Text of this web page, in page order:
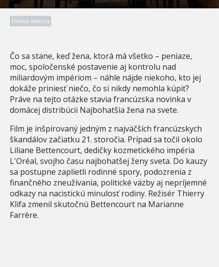
Filmová recenzia
Čo sa stane, keď žena, ktorá má všetko – peniaze,
moc, spoločenské postavenie aj kontrolu nad
miliardovým impériom – náhle nájde niekoho, kto jej
dokáže priniesť niečo, čo si nikdy nemohla kúpiť?
Práve na tejto otázke stavia francúzska novinka v
domácej distribúcii Najbohatšia žena na svete.
Film je inšpirovaný jedným z najväčších francúzskych
škandálov začiatku 21. storočia. Prípad sa točil okolo
Liliane Bettencourt, dedičky kozmetického impéria
L'Oréal, svojho času najbohatšej ženy sveta. Do kauzy
sa postupne zaplietli rodinné spory, podozrenia z
finančného zneužívania, politické väzby aj nepríjemné
odkazy na nacistickú minulosť rodiny. Režisér Thierry
Klifa zmenil skutočnú Bettencourt na Marianne
Farrère.